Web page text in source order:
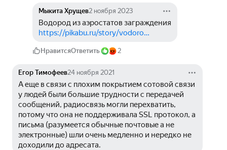
Мыкита Хрущев2 ноября 2023
Водород из аэростатов заграждения
https://pikabu.ru/story/vodoro…
НравитсяОтветить 2
Егор Тимофеев24 ноября 2021
А еще в связи с плохим покрытием сотовой связи
у людей были большие трудности с передачей
сообщений, радиосвязь могли перехватить,
потому что она не поддерживала SSL протокол, а
письма (разумеется обычные почтовые а не
электронные) шли очень медленно и нередко не
доходили до адресата.